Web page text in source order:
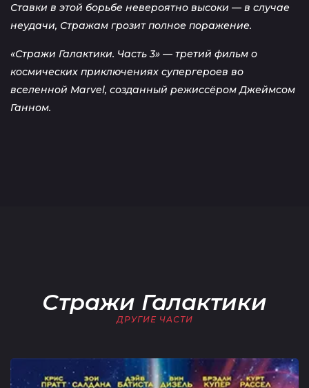
Ставки в этой борьбе невероятно высоки — в случае
неудачи, Стражам грозит полное поражение.
«Стражи Галактики. Часть 3» — третий фильм о
космических приключениях супергероев во
вселенной Marvel, созданный режиссёром Джеймсом
Ганном.
Стражи Галактики
ДРУГИЕ ЧАСТИ